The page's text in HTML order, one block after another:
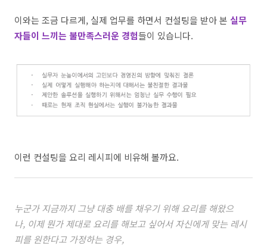
이와는 조금 다르게, 실제 업무를 하면서 컨설팅을 받아 본 실무
자들이 느끼는 불만족스러운 경험들이 있습니다.
이런 컨설팅을 요리 레시피에 비유해 볼까요.
누군가 지금까지 그냥 대충 배를 채우기 위해 요리를 해왔으
나, 이제 뭔가 제대로 요리를 해보고 싶어서 자신에게 맞는 레시
피를 원한다고 가정하는 경우,